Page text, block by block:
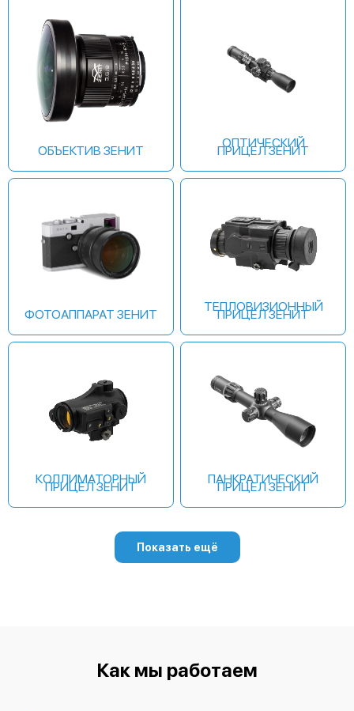
ОБЪЕКТИВ ЗЕНИТ
ОПТИЧЕСКИЙ
ПРИЦЕЛ ЗЕНИТ
ФОТОАППАРАТ ЗЕНИТ
ТЕПЛОВИЗИОННЫЙ
ПРИЦЕЛ ЗЕНИТ
КОЛЛИМАТОРНЫЙ
ПРИЦЕЛ ЗЕНИТ
ПАНКРАТИЧЕСКИЙ
ПРИЦЕЛ ЗЕНИТ
Показать ещё
Как мы работаем